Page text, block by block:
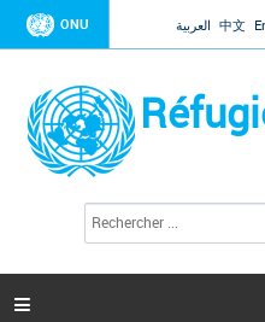
Jump to
ONU العربية 中文
c
